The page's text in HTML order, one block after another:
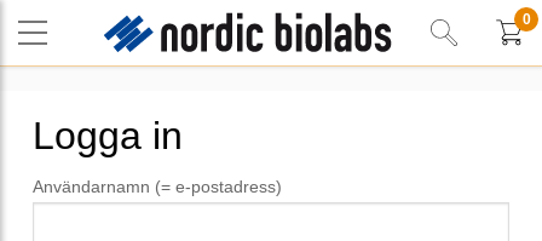
0
Logga in
Användarnamn (= e-postadress)